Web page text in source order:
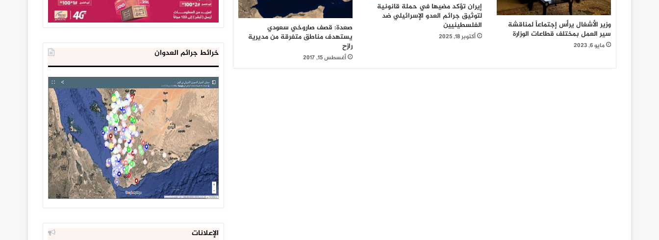
وزير الأشغال يرأس إجتماعاً لمناقشة
سير العمل بمختلف قطاعات الوزارة
مايو 6, 2023
إيران تؤكد مضيها في حملة قانونية
لتوثيق جرائم العدو الإسرائيلي ضد
الفلسطينيين
أكتوبر 18, 2025
صعدة: قصف صاروخي سعودي
يستهدف مناطق متفرقة من مديرية
رازح
أغسطس 15, 2017 خرائط جرائم العدوان
الإعلانات